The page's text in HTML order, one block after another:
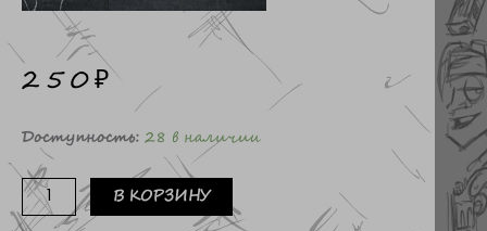
250₽
Доступность: 28 в наличии
Количество
товара
Открытка
HALLOWEEN
В КОРЗИНУ